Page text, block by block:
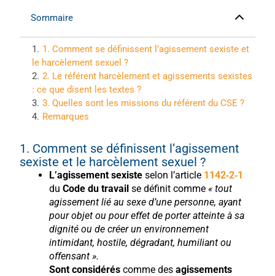
Sommaire
1. 1. Comment se définissent l’agissement sexiste et
le harcèlement sexuel ?
2. 2. Le référent harcèlement et agissements sexistes
: ce que disent les textes ?
3. 3. Quelles sont les missions du référent du CSE ?
4. Remarques
1. Comment se définissent l’agissement
sexiste et le harcèlement sexuel ?
L’agissement sexiste selon l’article 1142‑2‑1
du Code du travail se définit comme« tout
agissement lié au sexe d’une personne, ayant
pour objet ou pour effet de porter atteinte à sa
dignité ou de créer un environnement
intimidant, hostile, dégradant, humiliant ou
offensant ».
Sont considérés comme desagissements